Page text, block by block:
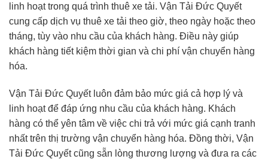
linh hoạt trong quá trình thuê xe tải. Vận Tải Đức Quyết
cung cấp dịch vụ thuê xe tải theo giờ, theo ngày hoặc theo
tháng, tùy vào nhu cầu của khách hàng. Điều này giúp
khách hàng tiết kiệm thời gian và chi phí vận chuyển hàng
hóa.
Vận Tải Đức Quyết luôn đảm bảo mức giá cả hợp lý và
linh hoạt để đáp ứng nhu cầu của khách hàng. Khách
hàng có thể yên tâm về việc chi trả với mức giá cạnh tranh
nhất trên thị trường vận chuyển hàng hóa. Đồng thời, Vận
Tải Đức Quyết cũng sẵn lòng thương lượng và đưa ra các